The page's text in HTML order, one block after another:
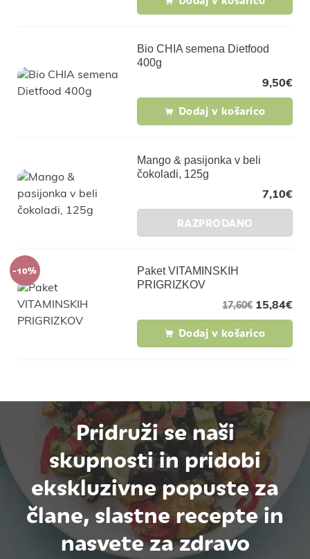
Bio CHIA semena Dietfood
400g
9,50€
Dodaj v košarico
Mango & pasijonka v beli
čokoladi, 125g
7,10€
RAZPRODANO
-10%
Paket VITAMINSKIH
PRIGRIZKOV
15,84€
17,60€
Dodaj v košarico
Pridruži se naši
skupnosti in pridobi
ekskluzivne popuste za
člane, slastne recepte in
nasvete za zdravo